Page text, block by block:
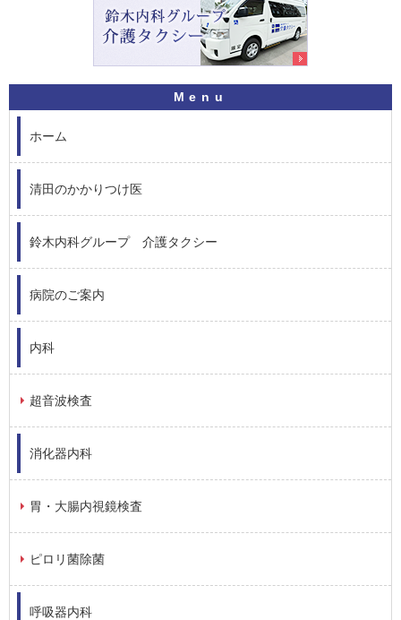
ホーム
清田のかかりつけ医
鈴木内科グループ 介護タクシー
病院のご案内
内科
超音波検査
消化器内科
胃・大腸内視鏡検査
ピロリ菌除菌
呼吸器内科